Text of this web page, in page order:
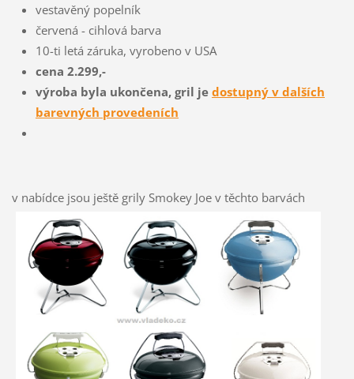
vestavěný popelník
červená - cihlová barva
10-ti letá záruka, vyrobeno v USA
cena 2.299,-
výroba byla ukončena, gril je dostupný v dalších
barevných provedeních
v nabídce jsou ještě grily Smokey Joe v těchto barvách